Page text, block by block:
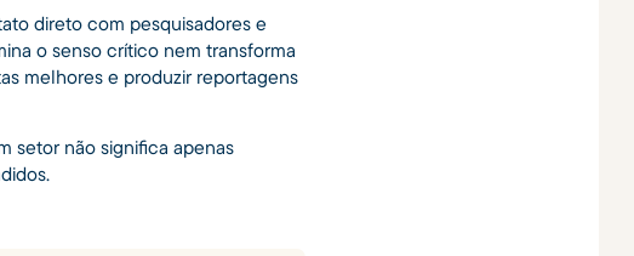
direto com pesquisadores e
o senso crítico nem transforma
melhores e produzir reportagens
setor não significa apenas